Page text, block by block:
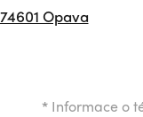
Opava
* Informace o